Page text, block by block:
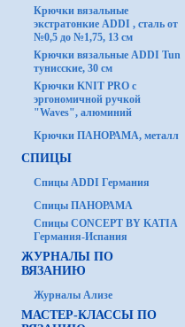
Крючки вязальные
экстратонкие ADDI , сталь от
№0,5 до №1,75, 13 см
Крючки вязальные ADDI Tun
тунисские, 30 см
Крючки KNIT PRO с
эргономичной ручкой
"Waves", алюминий
Крючки ПАНОРАМА, металл
СПИЦЫ
Спицы ADDI Германия
Спицы ПАНОРАМА
Спицы CONCEPT BY KATIA
Германия-Испания
ЖУРНАЛЫ ПО
ВЯЗАНИЮ
Журналы Ализе
МАСТЕР-КЛАССЫ ПО